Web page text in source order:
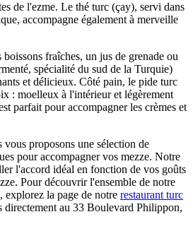
de l'ezme. Le thé turc (çay), servi dans
accompagne également à merveille
fraîches, un jus de grenade ou
spécialité du sud de la Turquie)
et délicieux. Côté pain, le pide turc
: moelleux à l'intérieur et légèrement
parfait pour accompagner les crèmes et
proposons une sélection de
pour accompagner vos mezze. Notre
l'accord idéal en fonction de vos goûts
Pour découvrir l'ensemble de notre
, explorez la page de notre restaurant turc
directement au 33 Boulevard Philippon,